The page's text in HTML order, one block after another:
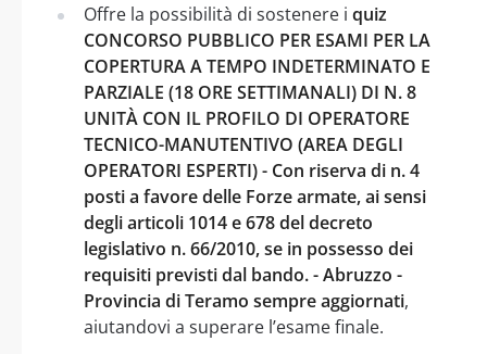
Offre la possibilità di sostenere i quiz
CONCORSO PUBBLICO PER ESAMI PER LA
COPERTURA A TEMPO INDETERMINATO E
PARZIALE (18 ORE SETTIMANALI) DI N. 8
UNITÀ CON IL PROFILO DI OPERATORE
TECNICO-MANUTENTIVO (AREA DEGLI
OPERATORI ESPERTI) - Con riserva di n. 4
posti a favore delle Forze armate, ai sensi
degli articoli 1014 e 678 del decreto
legislativo n. 66/2010, se in possesso dei
requisiti previsti dal bando. - Abruzzo -
Provincia di Teramo sempre aggiornati,
aiutandovi a superare l’esame finale.